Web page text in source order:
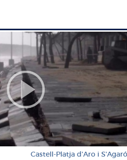
Castell-Platja d'Aro i S'Agaró